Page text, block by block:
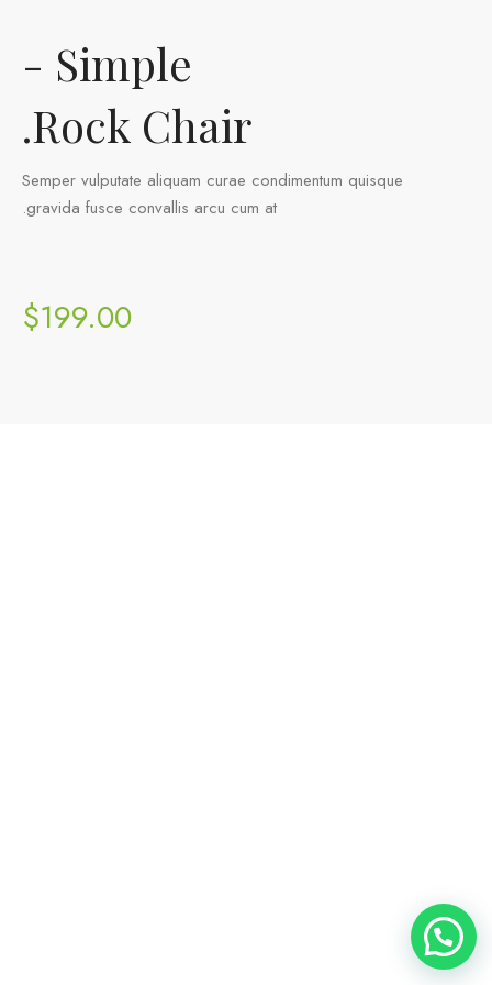
Simple -
Rock Chair.
Semper vulputate aliquam curae condimentum quisque
gravida fusce convallis arcu cum at.
$199.00